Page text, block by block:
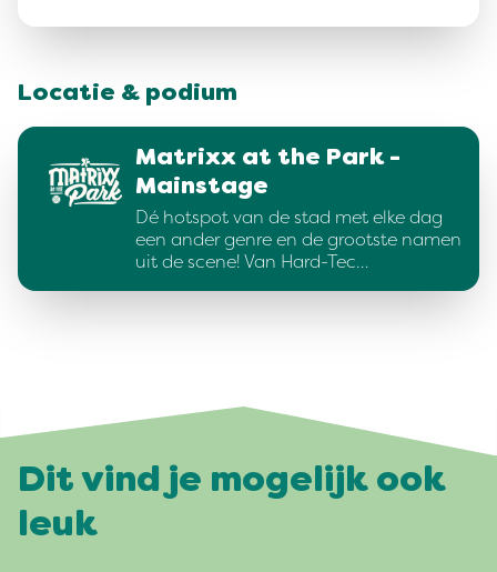
Locatie & podium
Matrixx at the Park -
Mainstage
Dé hotspot van de stad met elke dag
een ander genre en de grootste namen
uit de scene! Van Hard-Tec…
Dit vind je mogelijk ook
leuk